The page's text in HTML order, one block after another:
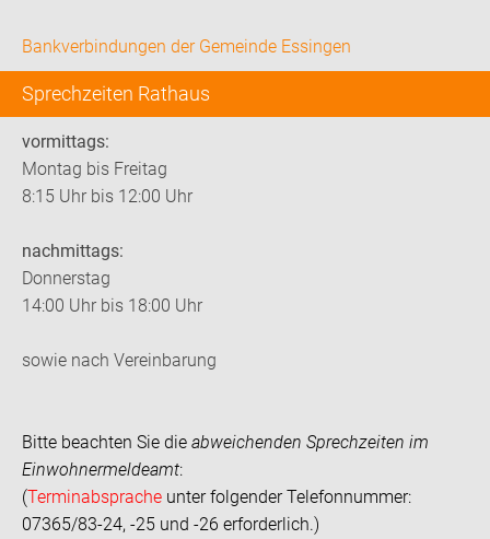
Bankverbindungen der Gemeinde Essingen
Sprechzeiten Rathaus
vormittags:
Montag bis Freitag
8:15 Uhr bis 12:00 Uhr
nachmittags:
Donnerstag
14:00 Uhr bis 18:00 Uhr
sowie nach Vereinbarung
Bitte beachten Sie die abweichenden Sprechzeiten im
Einwohnermeldeamt:
(Terminabsprache unter folgender Telefonnummer:
07365/83-24, -25 und -26 erforderlich.)